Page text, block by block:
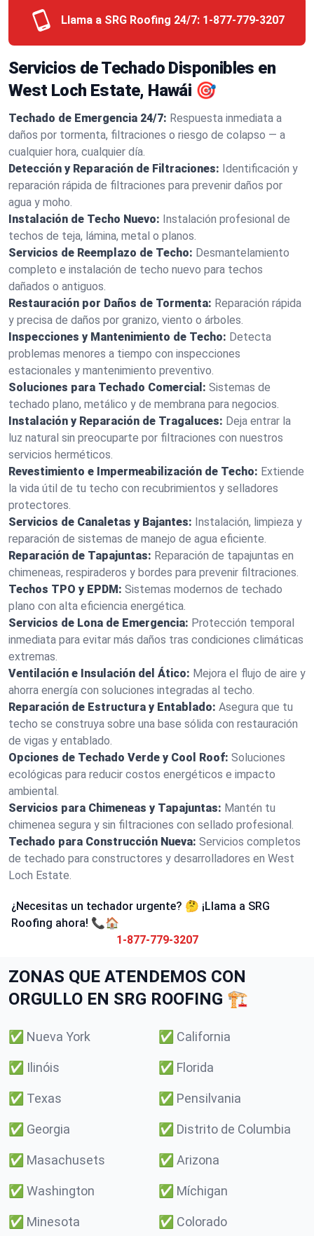
Llama a SRG Roofing 24/7: 1-877-779-3207
Servicios de Techado Disponibles en
West Loch Estate, Hawái 🎯
Techado de Emergencia 24/7: Respuesta inmediata a
daños por tormenta, filtraciones o riesgo de colapso — a
cualquier hora, cualquier día.
Detección y Reparación de Filtraciones: Identificación y
reparación rápida de filtraciones para prevenir daños por
agua y moho.
Instalación de Techo Nuevo: Instalación profesional de
techos de teja, lámina, metal o planos.
Servicios de Reemplazo de Techo: Desmantelamiento
completo e instalación de techo nuevo para techos
dañados o antiguos.
Restauración por Daños de Tormenta: Reparación rápida
y precisa de daños por granizo, viento o árboles.
Inspecciones y Mantenimiento de Techo: Detecta
problemas menores a tiempo con inspecciones
estacionales y mantenimiento preventivo.
Soluciones para Techado Comercial: Sistemas de
techado plano, metálico y de membrana para negocios.
Instalación y Reparación de Tragaluces: Deja entrar la
luz natural sin preocuparte por filtraciones con nuestros
servicios herméticos.
Revestimiento e Impermeabilización de Techo: Extiende
la vida útil de tu techo con recubrimientos y selladores
protectores.
Servicios de Canaletas y Bajantes: Instalación, limpieza y
reparación de sistemas de manejo de agua eficiente.
Reparación de Tapajuntas: Reparación de tapajuntas en
chimeneas, respiraderos y bordes para prevenir filtraciones.
Techos TPO y EPDM: Sistemas modernos de techado
plano con alta eficiencia energética.
Servicios de Lona de Emergencia: Protección temporal
inmediata para evitar más daños tras condiciones climáticas
extremas.
Ventilación e Insulación del Ático: Mejora el flujo de aire y
ahorra energía con soluciones integradas al techo.
Reparación de Estructura y Entablado: Asegura que tu
techo se construya sobre una base sólida con restauración
de vigas y entablado.
Opciones de Techado Verde y Cool Roof: Soluciones
ecológicas para reducir costos energéticos e impacto
ambiental.
Servicios para Chimeneas y Tapajuntas: Mantén tu
chimenea segura y sin filtraciones con sellado profesional.
Techado para Construcción Nueva: Servicios completos
de techado para constructores y desarrolladores en West
Loch Estate.
¿Necesitas un techador urgente? 🤔 ¡Llama a SRG
Roofing ahora! 📞🏠
1-877-779-3207
ZONAS QUE ATENDEMOS CON
ORGULLO EN SRG ROOFING 🏗️
✅ Nueva York ✅ California
✅ Ilinóis ✅ Florida
✅ Texas ✅ Pensilvania
✅ Georgia ✅ Distrito de Columbia
✅ Masachusets ✅ Arizona
✅ Washington ✅ Míchigan
✅ Minesota ✅ Colorado